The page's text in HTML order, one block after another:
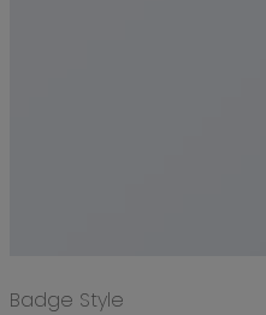
Badge Style